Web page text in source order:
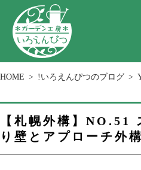
HOME !いろえんぴつのブログ
【札幌外構】NO.51
り壁とアプローチ外